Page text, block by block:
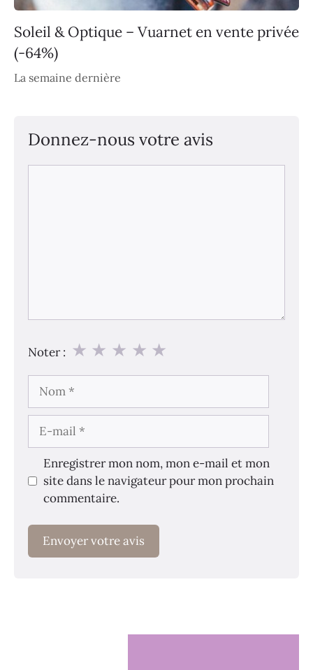
Soleil & Optique – Vuarnet en vente privée
(-64%)
La semaine dernière
Donnez-nous votre avis
Noter : ★
★
★
★
★
mail
Enregistrer mon nom, mon e-mail et mon
site dans le navigateur pour mon prochain
commentaire.